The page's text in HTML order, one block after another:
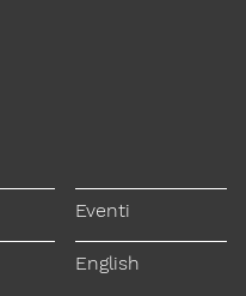
Eventi
English